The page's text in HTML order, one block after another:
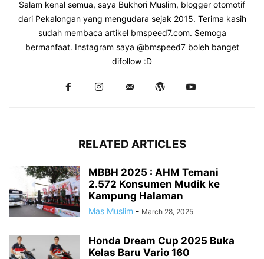
Salam kenal semua, saya Bukhori Muslim, blogger otomotif
dari Pekalongan yang mengudara sejak 2015. Terima kasih
sudah membaca artikel bmspeed7.com. Semoga
bermanfaat. Instagram saya @bmspeed7 boleh banget
difollow :D
RELATED ARTICLES
MBBH 2025 : AHM Temani
2.572 Konsumen Mudik ke
Kampung Halaman
Mas Muslim - March 28, 2025
Honda Dream Cup 2025 Buka
Kelas Baru Vario 160